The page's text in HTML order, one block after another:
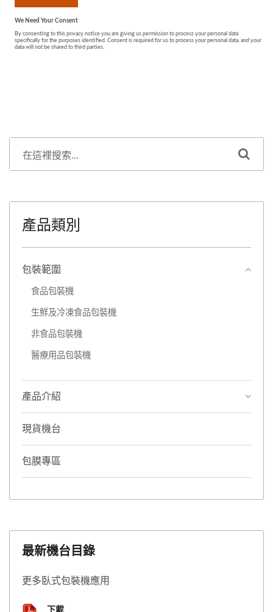
產品類別
包裝範圍
食品包裝機
生鮮及冷凍食品包裝機
非食品包裝機
醫療用品包裝機
產品介紹
現貨機台
包膜專區
最新機台目錄
更多臥式包裝機應用
下載